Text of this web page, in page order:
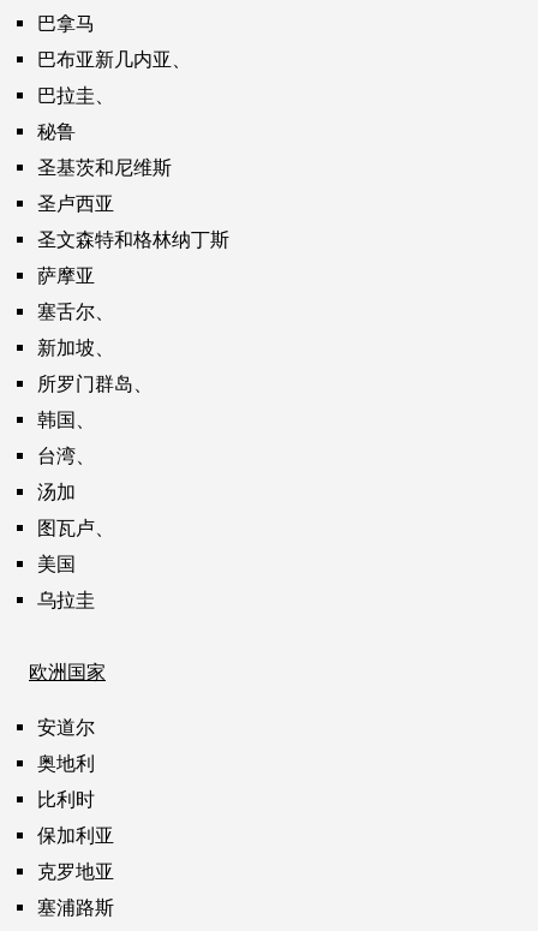
巴拿马
巴布亚新几内亚、
巴拉圭、
秘鲁
圣基茨和尼维斯
圣卢西亚
圣文森特和格林纳丁斯
萨摩亚
塞舌尔、
新加坡、
所罗门群岛、
韩国、
台湾、
汤加
图瓦卢、
美国
乌拉圭
欧洲国家
安道尔
奥地利
比利时
保加利亚
克罗地亚
塞浦路斯